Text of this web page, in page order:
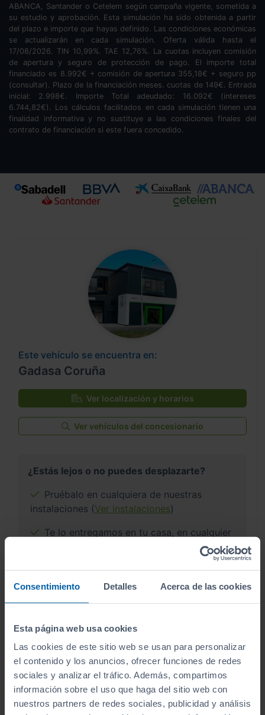
Consentimiento Detalles Acerca de las cookies
Esta página web usa cookies
Las cookies de este sitio web se usan para personalizar
el contenido y los anuncios, ofrecer funciones de redes
sociales y analizar el tráfico. Además, compartimos
información sobre el uso que haga del sitio web con
nuestros partners de redes sociales, publicidad y análisis
ABANCA, Santander o Cetelem según campaña vigente, sometida a
su estudio y aprobación. Esta simulación ha sido obtenida a partir
del plazo e importe que hayas definido. Las condiciones económicas
se actualizarán en cada simulación. Oferta válida hasta el
17/08/2026. TIN 10,99%. TAE 12,76%. La cuotas incluyen comisión
de apertura y seguro de protección de pago. El importe total
financiado es 8.992€ + comisión de apertura 355,18€ + seguro pp
(consultar). Plazo de la financiación meses. cuotas de 149€. Entrada
inicial: 2.998€. Importe Total adeudado: 16.092€ (intereses
6.744,82€). Los cálculos facilitados en cada simulación tienen una
finalidad informativa y no sustituye a las condiciones finales del
contrato de financiación si este fuera concedido.
Este vehículo se encuentra en:
Gadasa Coruña
Ver localización y horarios
Ver vehículos del concesionario
¿Estás lejos o no puedes desplazarte?
Pruébalo en cualquiera de nuestras
instalaciones (Ver instalaciones)
Te lo entregamos en tu casa, en cualquier
punto de la península. Consulta a nuestros
¿Por qué comprar en Sibuscascoche?
Compra tu coche con confianza